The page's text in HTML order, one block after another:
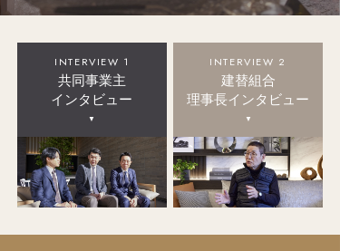
INTERVIEW 1
共同事業主
インタビュー
INTERVIEW 2
建替組合
理事長インタビュー